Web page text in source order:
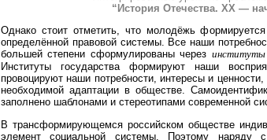
“История Отечества. ХХ —
Однако стоит отметить, что молодёжь
определённой правовой системы. Все наши
большей степени сформулированы через
Институты государства формируют наши
провоцируют наши потребности, интересы и
необходимой адаптации в обществе.
заполнено шаблонами и стереотипами современной
B трансформирующемся российском обществе
элемент социальной системы. Поэтому наряду